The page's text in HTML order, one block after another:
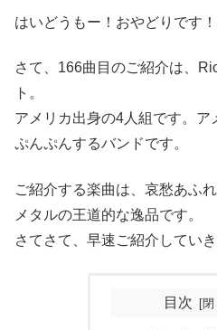
はいどうもー！おやどりです！
さて、166曲目のご紹介は、
ト。
アメリカ出身の4人組です。
ぷんぷんするバンドです。
ご紹介する楽曲は、哀愁あふ
メタルの王道的な逸品です。
さてさて、早速ご紹介していき
目次